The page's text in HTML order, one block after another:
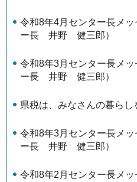
令和8年4月センター長メ
ー長 井野 健三郎）
令和8年3月センター長メ
ー長 井野 健三郎）
県税は、みなさんの暮ら
令和8年3月センター長メ
ー長 井野 健三郎）
令和8年2月センター長メ